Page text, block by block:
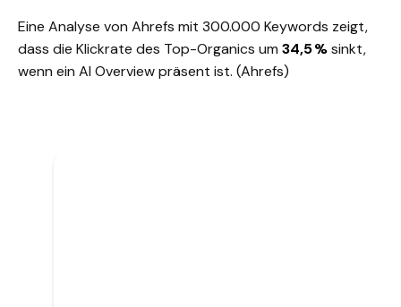
Eine Analyse von Ahrefs mit 300.000 Keywords zeigt,
dass die Klickrate des Top-Organics um 34,5 %sinkt,
wenn ein AI Overview präsent ist. (Ahrefs)